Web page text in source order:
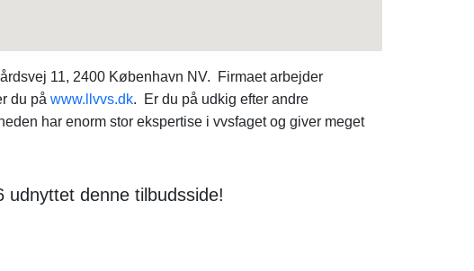
11, 2400 København NV. Firmaet arbejder
du på www.llvvs.dk. Er du på udkig efter andre
har enorm stor ekspertise i vvsfaget og giver meget
denne tilbudsside!